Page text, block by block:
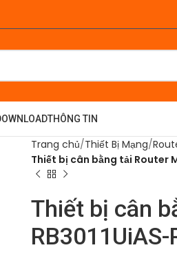
THÔNG TIN
Trang chủ Thiết Bị Mạng
Thiết bị cân bằng tải Router
Thiết bị cân
RB3011UiAS-